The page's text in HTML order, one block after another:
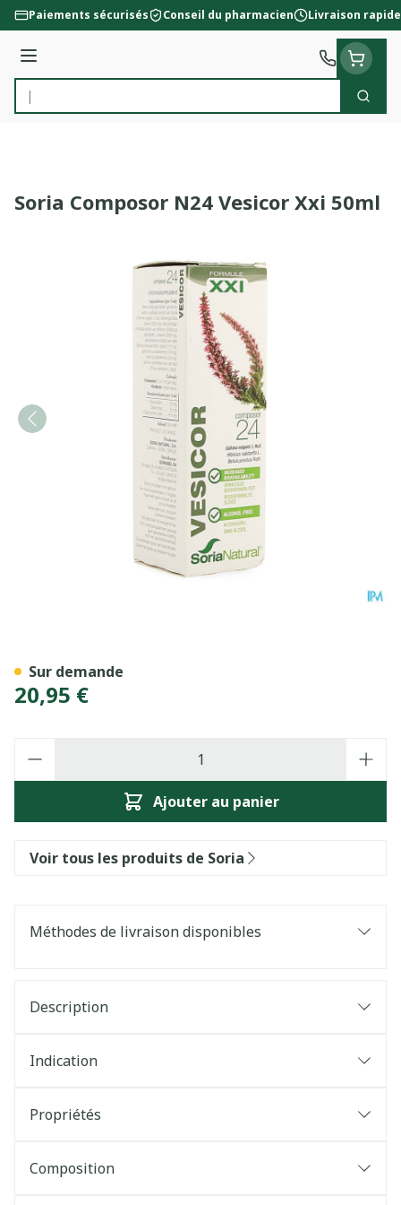
Aller au contenu
Paiements sécurisés Conseil du pharmacien Livraison rapide
Menu
Rechercher
Soria Composor N24 Vesicor Xxi 50ml
20,95 €
Ajouter au panier
Sur demande
Voir tous les produits de Soria
Méthodes de livraison disponibles
Description
Indication
Propriétés
Composition